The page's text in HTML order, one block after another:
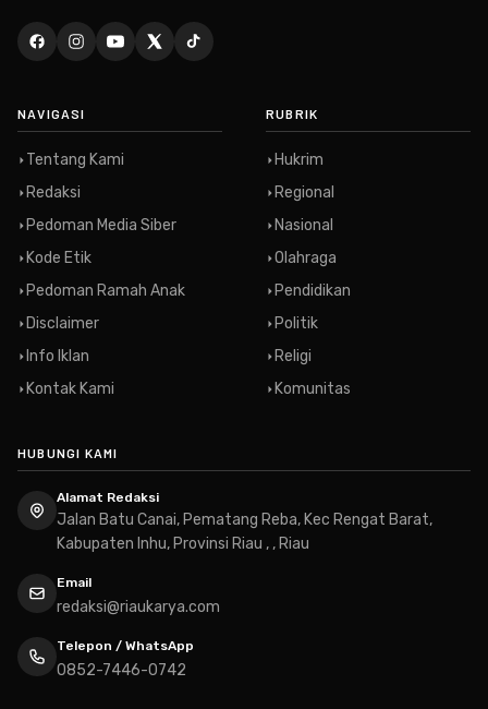
NAVIGASI
Tentang Kami
Redaksi
Pedoman Media Siber
Kode Etik
Pedoman Ramah Anak
Disclaimer
Info Iklan
Kontak Kami
RUBRIK
Hukrim
Regional
Nasional
Olahraga
Pendidikan
Politik
Religi
Komunitas
HUBUNGI KAMI
Alamat Redaksi
Jalan Batu Canai, Pematang Reba, Kec Rengat Barat,
Kabupaten Inhu, Provinsi Riau , , Riau
Email
redaksi@riaukarya.com
Telepon / WhatsApp
0852-7446-0742